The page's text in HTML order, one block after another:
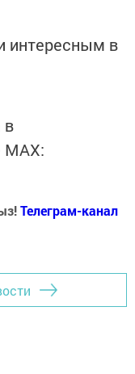
интересным в
в
MАХ:
Телеграм-канал